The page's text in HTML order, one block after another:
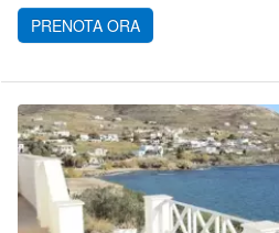
PRENOTA ORA